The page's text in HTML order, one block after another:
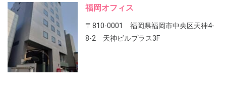
福岡オフィス
〒810-0001 福岡県福岡市中央区天神4-
8-2 天神ビルプラス3F